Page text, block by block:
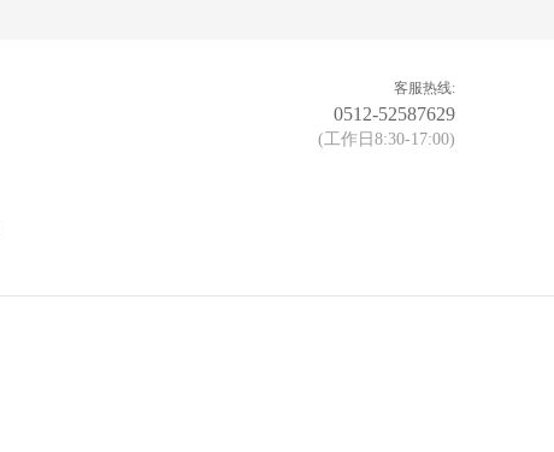
客服热线:
0512-52587629
(工作日8:30-17:00)